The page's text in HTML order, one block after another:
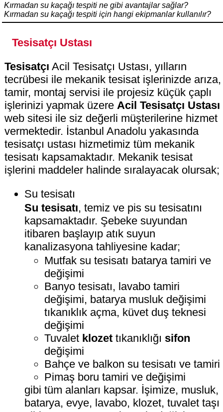
Kırmadan su kaçağı tespiti ne gibi avantajlar sağlar?
Kırmadan su kaçağı tespiti için hangi ekipmanlar kullanılır?
Tesisatçı Ustası
Tesisatçı Acil Tesisatçı Ustası, yılların
tecrübesi ile mekanik tesisat işlerinizde arıza,
tamir, montaj servisi ile projesiz küçük çaplı
işlerinizi yapmak üzere Acil Tesisatçı Ustası
web sitesi ile siz değerli müşterilerine hizmet
vermektedir. İstanbul Anadolu yakasında
tesisatçı ustası hizmetimiz tüm mekanik
tesisatı kapsamaktadır. Mekanik tesisat
işlerini maddeler halinde sıralayacak olursak;
Su tesisatı
Su tesisatı, temiz ve pis su tesisatını
kapsamaktadır. Şebeke suyundan
itibaren başlayıp atık suyun
kanalizasyona tahliyesine kadar;
Mutfak su tesisatı batarya tamiri ve
değişimi
Banyo tesisatı, lavabo tamiri
değişimi, batarya musluk değişimi
tıkanıklık açma, küvet duş teknesi
değişimi
Tuvalet klozet tıkanıklığı sifon
değişimi
Bahçe ve balkon su tesisatı ve tamiri
Pimaş boru tamiri ve değişimi
gibi tüm alanları kapsar. İşimize, musluk,
batarya, evye, lavabo, klozet, tuvalet taşı